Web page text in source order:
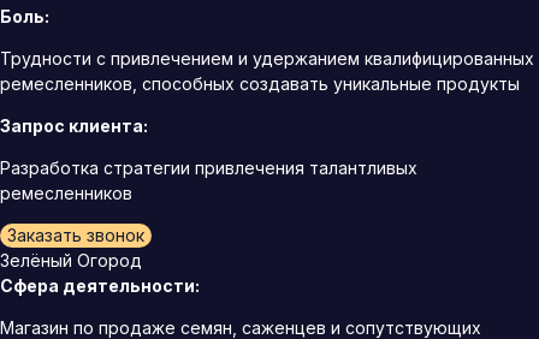
Боль:
Трудности с привлечением и удержанием квалифицированных
ремесленников, способных создавать уникальные продукты
Запрос клиента:
Разработка стратегии привлечения талантливых
ремесленников
Заказать звонок
Зелёный Огород
Сфера деятельности:
Магазин по продаже семян, саженцев и сопутствующих